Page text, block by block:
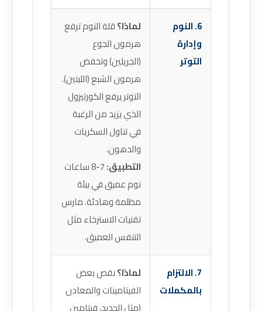
6. النوم
وإدارة
التوتر
لماذا؟قلة النوم ترفع
هرمون الجوع
(الجريلين) وتخفض
هرمون الشبع (اللبتين).
التوتر يرفع الكورتيزول
الذي يزيد من الرغبة
في تناول السكريات
والدهون.
التطبيق:
7-8 ساعات
نوم عميق في بيئة
مظلمة وهادئة. مارس
تقنيات الاسترخاء مثل
التنفس العميق.
7. الالتزام
بالمكملات
لماذا؟نقص بعض
الفيتامينات والمعادن